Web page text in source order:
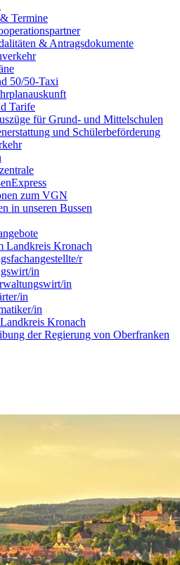
Termine
& Antragsdokumente
50/50-Taxi
Tarife
für Grund- und Mittelschulen
und Schülerbeförderung
zum VGN
in unseren Bussen
Landkreis Kronach
r
in
in
in
in
Kronach
der Regierung von Oberfranken